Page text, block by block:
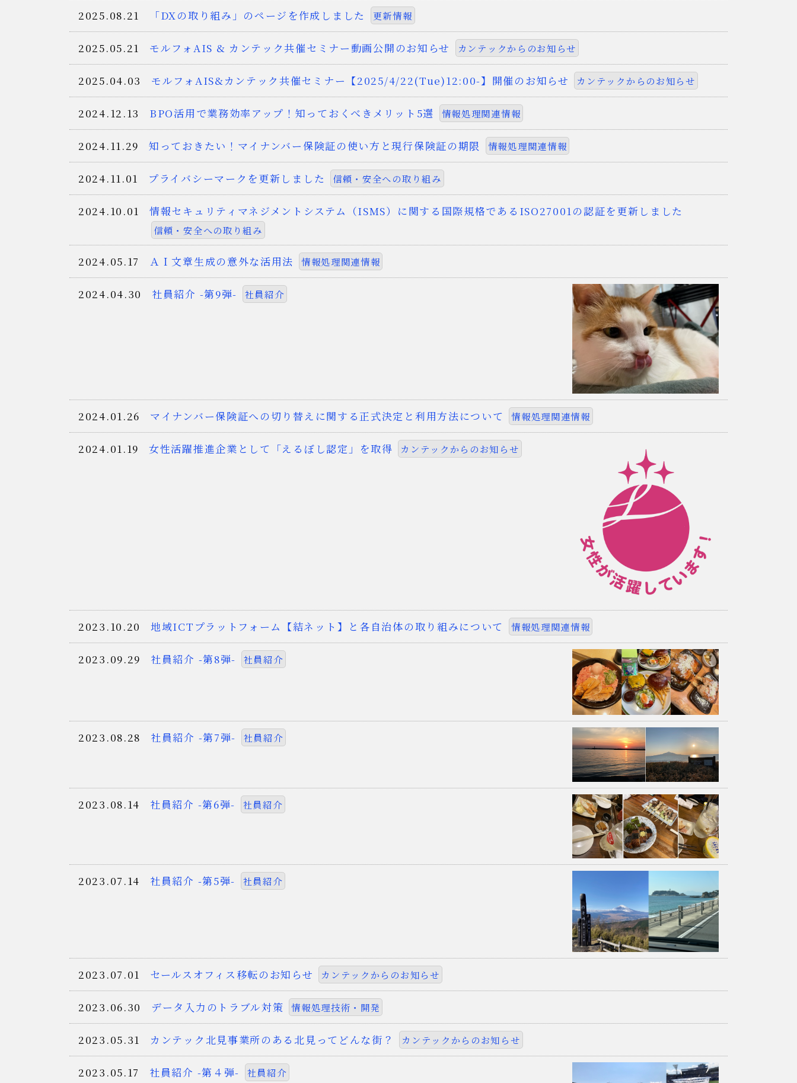
2025.08.21 「DXの取り組み」のページを作成しました 更新情報
2025.05.21 モルフォAIS & カンテック共催セミナー動画公開のお知らせ カンテックからのお知らせ
2025.04.03 モルフォAIS&カンテック共催セミナー【2025/4/22(Tue)12:00-】開催のお知らせ カンテックからのお知らせ
2024.12.13 BPO活用で業務効率アップ！知っておくべきメリット5選 情報処理関連情報
2024.11.29 知っておきたい！マイナンバー保険証の使い方と現行保険証の期限 情報処理関連情報
2024.11.01 プライバシーマークを更新しました 信頼・安全への取り組み
2024.10.01 情報セキュリティマネジメントシステム（ISMS）に関する国際規格であるISO27001の認証を更新しました
信頼・安全への取り組み
2024.05.17 ＡＩ文章生成の意外な活用法 情報処理関連情報
2024.04.30 社員紹介 -第9弾- 社員紹介
2024.01.26 マイナンバー保険証への切り替えに関する正式決定と利用方法について 情報処理関連情報
2024.01.19 女性活躍推進企業として「えるぼし認定」を取得 カンテックからのお知らせ
2023.10.20 地域ICTプラットフォーム【結ネット】と各自治体の取り組みについて 情報処理関連情報
2023.09.29 社員紹介 -第8弾- 社員紹介
2023.08.28 社員紹介 -第7弾- 社員紹介
2023.08.14 社員紹介 -第6弾- 社員紹介
2023.07.14 社員紹介 -第5弾- 社員紹介
2023.07.01 セールスオフィス移転のお知らせ カンテックからのお知らせ
2023.06.30 データ入力のトラブル対策 情報処理技術・開発
2023.05.31 カンテック北見事業所のある北見ってどんな街？ カンテックからのお知らせ
2023.05.17 社員紹介 -第４弾- 社員紹介